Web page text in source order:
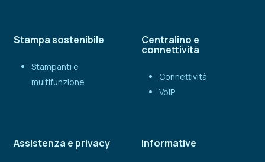
Stampa sostenibile
Stampanti e
multifunzione
Centralino e
connettività
Connettività
VoIP
Assistenza e privacy Informative